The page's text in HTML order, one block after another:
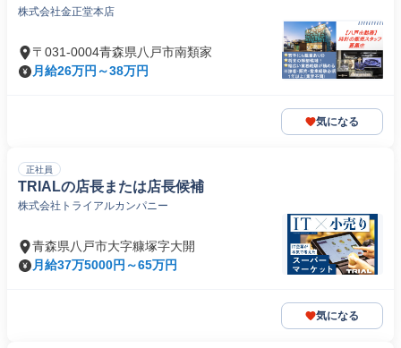
株式会社金正堂本店
〒031-0004青森県八戸市南類家
月給26万円～38万円
気になる
正社員
TRIALの店長または店長候補
株式会社トライアルカンパニー
青森県八戸市大字糠塚字大開
月給37万5000円～65万円
気になる